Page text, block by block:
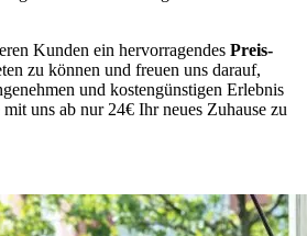
Kunden ein hervorragendes Preis-
zu können und freuen uns darauf,
und kostengünstigen Erlebnis
uns ab nur 24€ Ihr neues Zuhause zu